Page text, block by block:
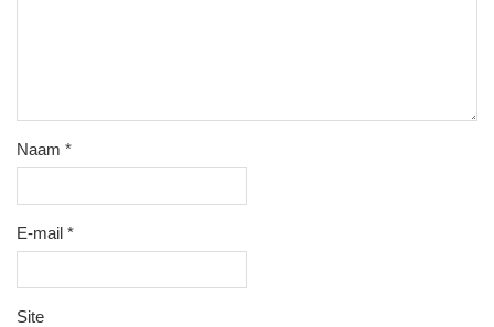
Naam *
E-mail *
Site